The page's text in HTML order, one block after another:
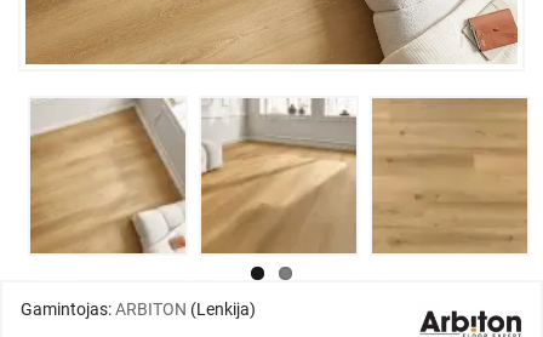
Gamintojas:ARBITON (Lenkija)